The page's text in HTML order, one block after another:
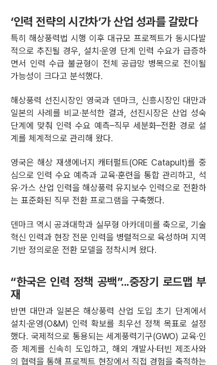
‘인력 전략의 시간차’가 산업 성과를 갈랐다
특히 해상풍력법 시행 이후 대규모 프로젝트가 동시다발
적으로 추진될 경우, 설치·운영 단계 인력 수요가 급증하
면서 인력 수급 불균형이 전체 공급망 병목으로 전이될
가능성이 크다고 분석했다.
해상풍력 선진시장인 영국과 덴마크, 신흥시장인 대만과
일본의 사례를 비교·분석한 결과, 선진시장은 산업 성숙
단계에 맞춰 인력 수요 예측–직무 세분화–전환 경로 설
계를 체계적으로 관리해 왔다.
영국은 해상 재생에너지 캐터펄트(ORE Catapult)를 중
심으로 인력 수요 예측과 교육·훈련을 통합 관리하고, 석
유·가스 산업 인력을 해상풍력 유지보수 인력으로 전환하
는 표준화된 직무 전환 프로그램을 구축했다.
덴마크 역시 공과대학과 실무형 아카데미를 축으로, 기술
혁신 인력과 현장 전문 인력을 병렬적으로 육성하며 지역
기반 정의로운 전환 모델을 정착시켜 왔다.
“한국은 인력 정책 공백”...중장기 로드맵 부
재
반면 대만과 일본은 해상풍력 산업 도입 초기 단계에서
설치·운영(O&M) 인력 확보를 최우선 정책 목표로 설정
했다. 국제적으로 통용되는 세계풍력기구(GWO) 교육·인
증 체계를 신속히 도입하고, 해외 개발사·터빈 제조사와
의 협력을 통해 프로젝트 현장에서 직접 경험을 축적하는